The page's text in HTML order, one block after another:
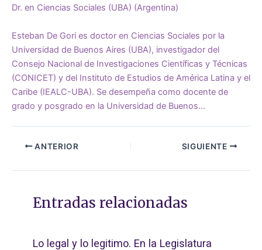
Dr. en Ciencias Sociales (UBA) (Argentina)
Esteban De Gori es doctor en Ciencias Sociales por la
Universidad de Buenos Aires (UBA), investigador del
Consejo Nacional de Investigaciones Científicas y Técnicas
(CONICET) y del Instituto de Estudios de América Latina y el
Caribe (IEALC-UBA). Se desempeña como docente de
grado y posgrado en la Universidad de Buenos…
ANTERIOR SIGUIENTE
Entradas relacionadas
Lo legal y lo legitimo. En la Legislatura